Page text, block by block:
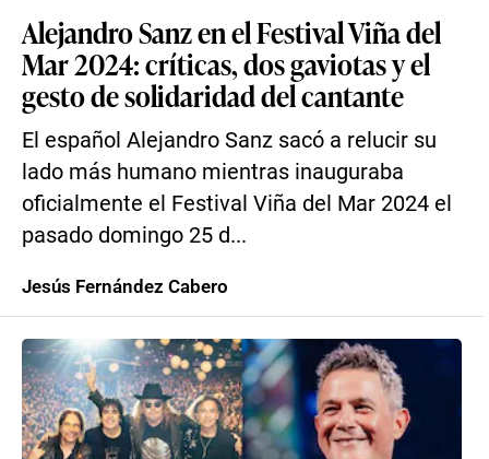
Alejandro Sanz en el Festival Viña del
Mar 2024: críticas, dos gaviotas y el
gesto de solidaridad del cantante
El español Alejandro Sanz sacó a relucir su
lado más humano mientras inauguraba
oficialmente el Festival Viña del Mar 2024 el
pasado domingo 25 d...
Jesús Fernández Cabero